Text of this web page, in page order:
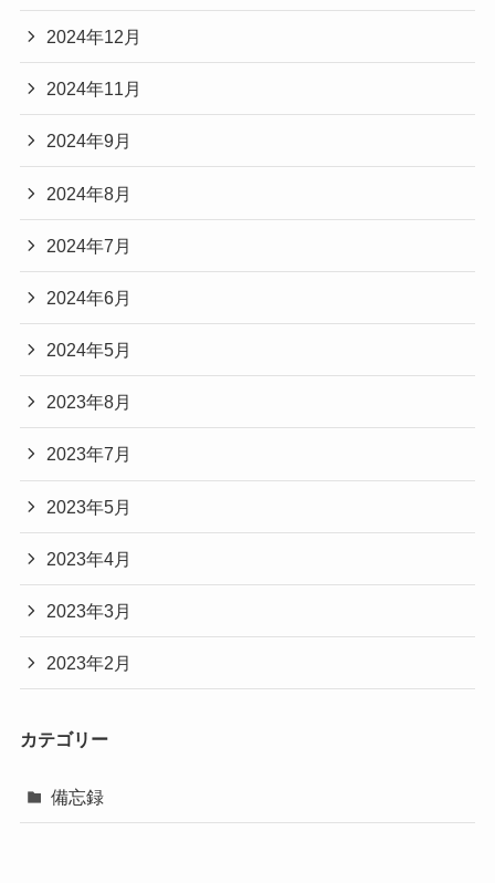
2024年12月
2024年11月
2024年9月
2024年8月
2024年7月
2024年6月
2024年5月
2023年8月
2023年7月
2023年5月
2023年4月
2023年3月
2023年2月
カテゴリー
備忘録